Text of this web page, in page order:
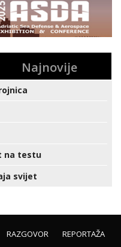
Najnovije
na testu
svijet
RAZGOVOR
REPORTAŽA